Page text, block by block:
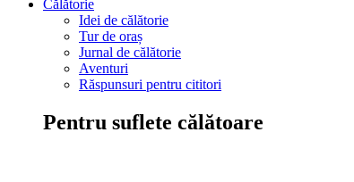
Călătorie
Idei de călătorie
Tur de oraș
Jurnal de călătorie
Aventuri
Răspunsuri pentru cititori
Pentru suflete călătoare